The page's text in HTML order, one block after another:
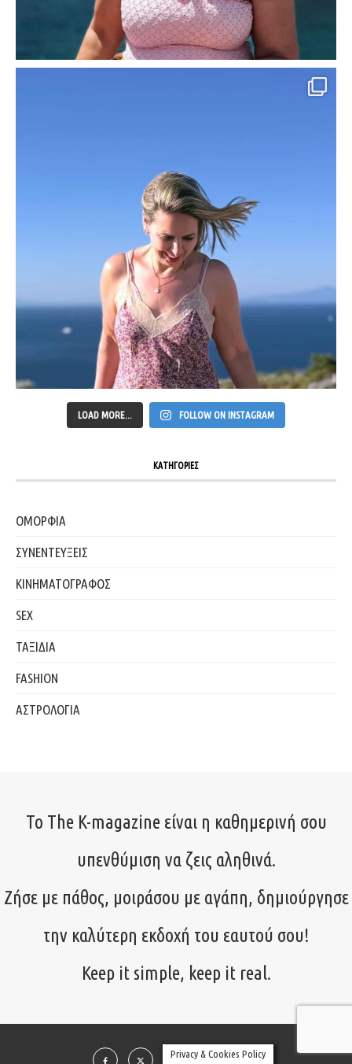
LOAD MORE... FOLLOW ON INSTAGRAM
ΚΑΤΗΓΟΡΙΕΣ
ΟΜΟΡΦΙΑ
ΣΥΝΕΝΤΕΥΞΕΙΣ
ΚΙΝΗΜΑΤΟΓΡΑΦΟΣ
SEX
ΤΑΞΙΔΙΑ
FASHION
ΑΣΤΡΟΛΟΓΙΑ
Το The K-magazine είναι η καθημερινή σου
υπενθύμιση να ζεις αληθινά.
Ζήσε με πάθος, μοιράσου με αγάπη, δημιούργησε
την καλύτερη εκδοχή του εαυτού σου!
Keep it simple, keep it real.
Privacy & Cookies Policy